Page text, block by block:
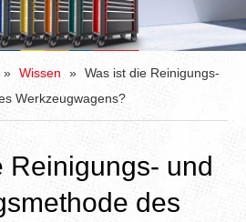
» Wissen » Was ist die Reinigungs-
Werkzeugwagens?
Reinigungs- und
des